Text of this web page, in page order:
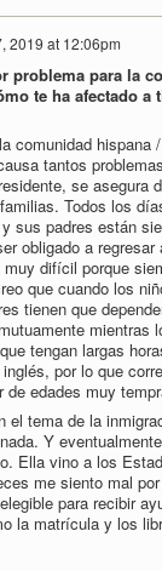
2019 at 12:06pm
problema para la
te ha afectado
comunidad
tantos
se asegura
Todos los
sus padres están
obligado a
difícil porque
que cuando los
tienen que
mientras
tengan largas
por lo que
de edades muy
el tema de la
Y
Ella vino a los
me siento mal
para recibir
la matrícula y los